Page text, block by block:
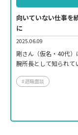
向いていない仕事を
に
2025.06.09
剛さん（仮名・40代
腕所長として知られ
#退職面談